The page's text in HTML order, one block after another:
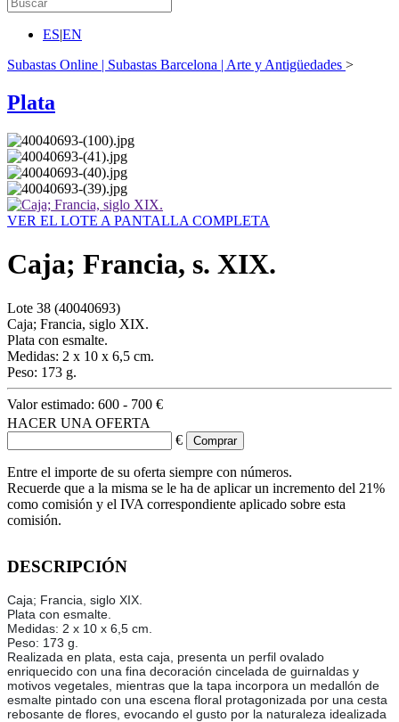
ES|EN
Subastas Online | Subastas Barcelona | Arte y Antigüedades >
Plata
VER EL LOTE A PANTALLA COMPLETA
Caja; Francia, s. XIX.
Lote 38 (40040693)
Caja; Francia, siglo XIX.
Plata con esmalte.
Medidas: 2 x 10 x 6,5 cm.
Peso: 173 g.
Valor estimado: 600 - 700 €
HACER UNA OFERTA
€
Entre el importe de su oferta siempre con números.
Recuerde que a la misma se le ha de aplicar un incremento del 21%
como comisión y el IVA correspondiente aplicado sobre esta
comisión.
DESCRIPCIÓN
Caja; Francia, siglo XIX.
Plata con esmalte.
Medidas: 2 x 10 x 6,5 cm.
Peso: 173 g.
Realizada en plata, esta caja, presenta un perfil ovalado
enriquecido con una fina decoración cincelada de guirnaldas y
motivos vegetales, mientras que la tapa incorpora un medallón de
esmalte pintado con una escena floral protagonizada por una cesta
rebosante de flores, evocando el gusto por la naturaleza idealizada